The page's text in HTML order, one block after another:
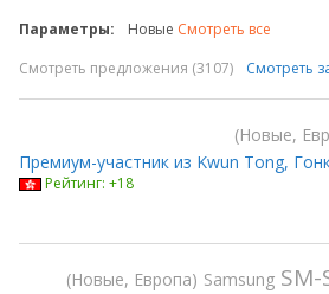
Параметры:
Новые Смотреть все
Смотреть предложения (3107)
Смотреть
Новые,
Премиум-участник из Kwun Tong,
Рейтинг: +18
Новые, Европа Samsung SM-